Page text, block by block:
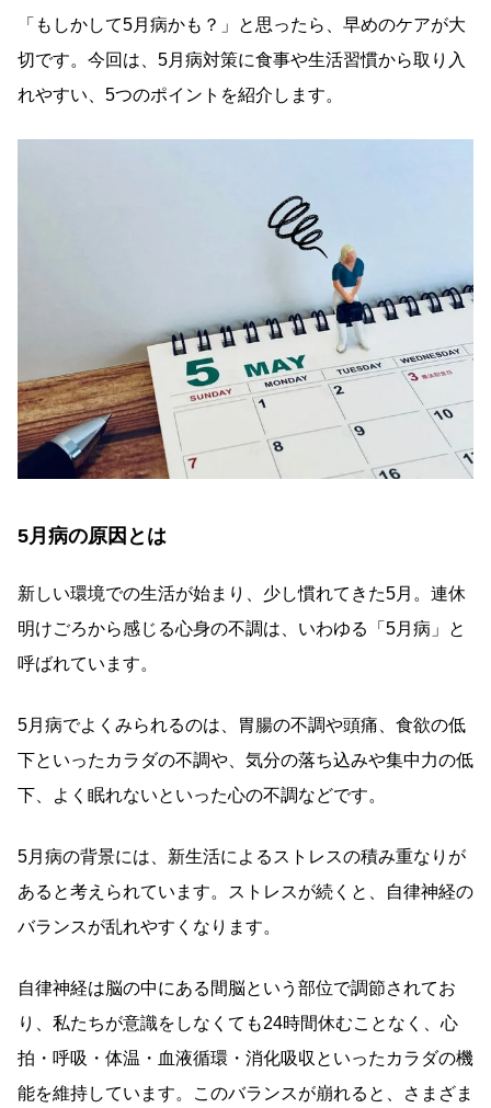
「もしかして5月病かも？」と思ったら、早めのケアが大
切です。今回は、5月病対策に食事や生活習慣から取り入
れやすい、5つのポイントを紹介します。
5月病の原因とは
新しい環境での生活が始まり、少し慣れてきた5月。連休
明けごろから感じる心身の不調は、いわゆる「5月病」と
呼ばれています。
5月病でよくみられるのは、胃腸の不調や頭痛、食欲の低
下といったカラダの不調や、気分の落ち込みや集中力の低
下、よく眠れないといった心の不調などです。
5月病の背景には、新生活によるストレスの積み重なりが
あると考えられています。ストレスが続くと、自律神経の
バランスが乱れやすくなります。
自律神経は脳の中にある間脳という部位で調節されてお
り、私たちが意識をしなくても24時間休むことなく、心
拍・呼吸・体温・血液循環・消化吸収といったカラダの機
能を維持しています。このバランスが崩れると、さまざま